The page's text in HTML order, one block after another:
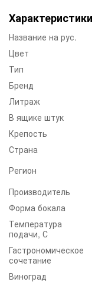
Характеристики
Название на рус.
Цвет
Тип
Бренд
Литраж
В ящике штук
Крепость
Страна
Регион
Производитель
Форма бокала
Температура
подачи, С
Гастрономическое
сочетание
Виноград